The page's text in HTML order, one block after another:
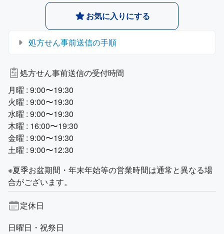
お気に入りにする
処方せん事前送信の手順
処方せん事前送信の受付時間
月曜 : 9:00〜19:30
火曜 : 9:00〜19:30
水曜 : 9:00〜19:30
木曜 : 16:00〜19:30
金曜 : 9:00〜19:30
土曜 : 9:00〜12:30
※夏季お盆期間・年末年始等の営業時間は通常と異なる場
合がございます。
定休日
日曜日・祝祭日